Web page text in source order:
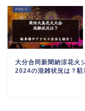
大分合同新聞納涼花火
2024の混雑状況は？駐